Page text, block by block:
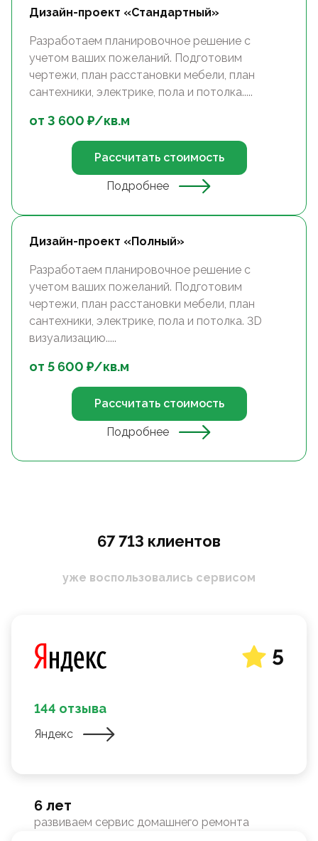
Дизайн-проект «Стандартный»
Разработаем планировочное решение с
учетом ваших пожеланий. Подготовим
чертежи, план расстановки мебели, план
сантехники, электрике, пола и потолка.....
от 3 600 ₽/кв.м
Рассчитать стоимость
Подробнее
Дизайн-проект «Полный»
Разработаем планировочное решение с
учетом ваших пожеланий. Подготовим
чертежи, план расстановки мебели, план
сантехники, электрике, пола и потолка. 3D
визуализацию.....
от 5 600 ₽/кв.м
Рассчитать стоимость
Подробнее
67 713 клиентов
уже воспользовались сервисом
5
144 отзыва
Яндекс
6 лет
развиваем сервис домашнего ремонта